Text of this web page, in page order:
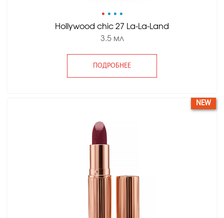
• • • •
Hollywood сhic 27 La-La-Land
3.5 мл
ПОДРОБНЕЕ
NEW